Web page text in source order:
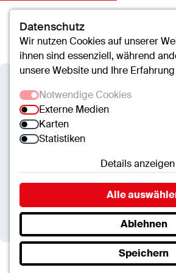
DIKOM beim
vorgestellt: Mobile
Diagnostik für
immobile
cusanus
mbH
Datenschutz
Wir nutzen Cookies auf unserer
ihnen sind essenziell, während
unsere Website und Ihre
Notwendige Cookies
Externe Medien
Karten
Statistiken
Details anzeigen
Notwendige Cookies
Essenzielle Cookies
Funktionen und sind für die
der Website erforderlich.
SC.Cookie
Alle
Ablehnen
Speichern